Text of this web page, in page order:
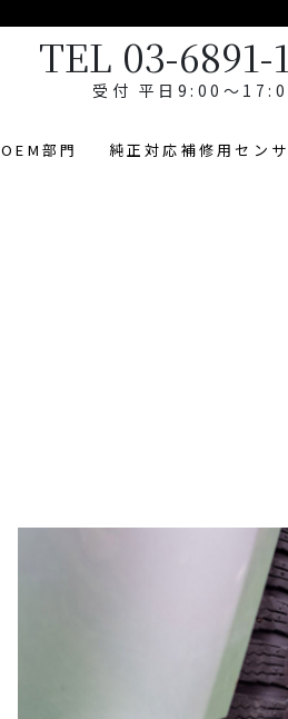
OEM部門 純正対応補修用セン
TEL 03-6891-
受付 平日9:00〜